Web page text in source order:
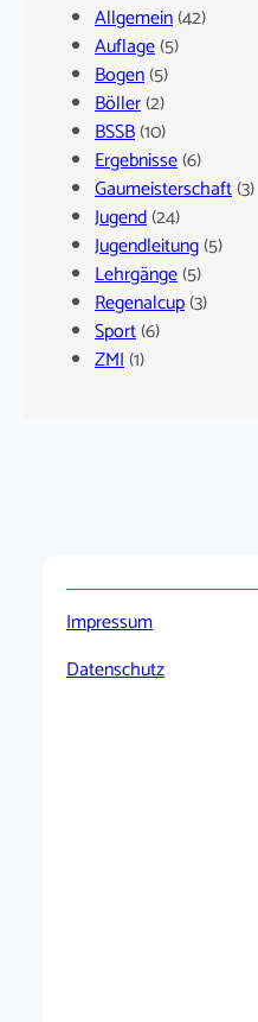
Allgemein(42)
Auflage(5)
Bogen(5)
Böller(2)
BSSB(10)
Ergebnisse(6)
Gaumeisterschaft(3)
Jugend(24)
Jugendleitung(5)
Lehrgänge(5)
Regenalcup(3)
Sport(6)
ZMI(1)
Impressum
Datenschutz